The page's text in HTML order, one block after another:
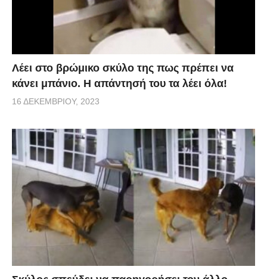
Λέει στο βρώμικο σκύλο της πως πρέπει να
κάνει μπάνιο. Η απάντησή του τα λέει όλα!
16 ΔΕΚΕΜΒΡΊΟΥ, 2023